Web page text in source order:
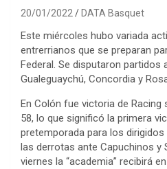
20/01/2022 DATA Basquet
Este miércoles hubo variada
entrerrianos que se preparan
Federal. Se disputaron partidos
Gualeguaychú, Concordia y
En Colón fue victoria de Racing
58, lo que significó la primera
pretemporada para los
las derrotas ante Capuchinos y
viernes la “academia” recibirá